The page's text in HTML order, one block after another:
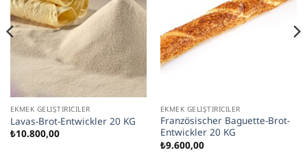
EKMEK GELIŞTIRICILER
Lavas-Brot-Entwickler 20 KG
₺10.800,00
EKMEK GELIŞTIRICILER
Französischer Baguette-Brot-
Entwickler 20 KG
₺9.600,00